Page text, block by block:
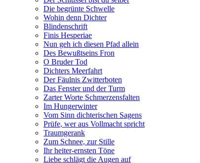
Die begrünte Schwelle
Wohin denn Dichter
Blindenschrift
Finis Hesperiae
Nun geh ich diesen Pfad allein
Des Bewußtseins Fron
O Bruder Tod
Dichters Meerfahrt
Der Fäulnis Zwitterboten
Das Fenster und der Turm
Zarter Worte Schmerzensfalten
Im Hungerwinter
Vom Sinn dichterischen Sagens
Prüfe, wer aus Vollmacht spricht
Traumgerank
Zum Schnee, zur Stille
Ihr heiter-ernsten Töne
Liebe schlägt die Augen auf